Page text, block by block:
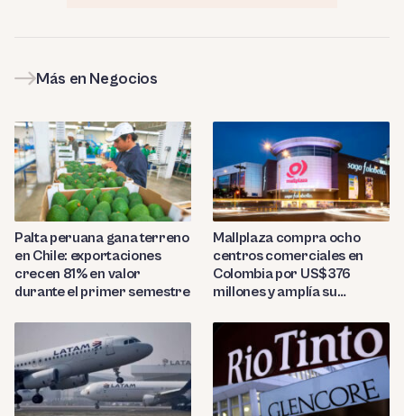
Más en Negocios
Palta peruana gana terreno
en Chile: exportaciones
crecen 81% en valor
durante el primer semestre
Mallplaza compra ocho
centros comerciales en
Colombia por US$376
millones y amplía su